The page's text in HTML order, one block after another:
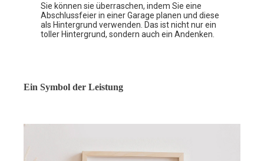
Sie können sie überraschen, indem Sie eine
Abschlussfeier in einer Garage planen und diese
als Hintergrund verwenden. Das ist nicht nur ein
toller Hintergrund, sondern auch ein Andenken.
Ein Symbol der Leistung